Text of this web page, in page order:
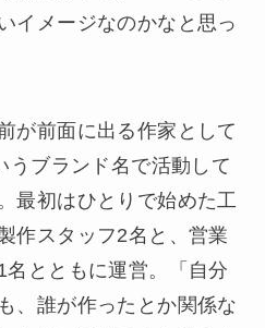
イメージなのかなと思っ
が前面に出る作家として
うブランド名で活動して
最初はひとりで始めた工
作スタッフ2名と、営業
とともに運営。「自分
、誰が作ったとか関係な